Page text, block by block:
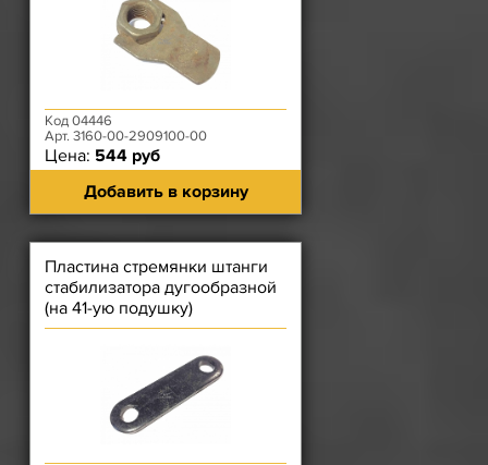
Код 04446
Арт. 3160-00-2909100-00
Цена: 544 руб
Добавить в корзину
Пластина стремянки штанги
стабилизатора дугообразной
(на 41-ую подушку)